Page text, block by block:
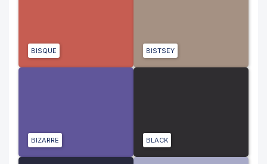
BISQUE BISTSEY
BIZARRE BLACK